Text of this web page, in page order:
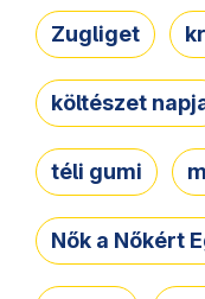
Zugliget
költészet
téli gumi
Nők a Nőkért